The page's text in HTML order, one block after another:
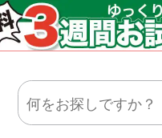
ットレス・肌が